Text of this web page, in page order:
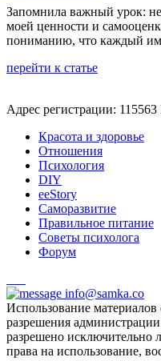
Запомнила важный урок:
моей ценности и
пониманию, что каждый
перейти к статье
Адрес регистрации:
Красота и здоровье
Отношения
Психология
DIY
ееStory
Саморазвитие
Правильное питание
Советы психолога
Форум
info@samka.co
Использование
разрешения
разрешено исключительно
права на использование,